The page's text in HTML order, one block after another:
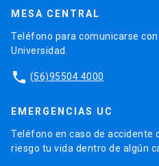
MESA CENTRAL
Teléfono para comunicarse
Universidad.
phone (56)95504 4000
EMERGENCIAS UC
Teléfono en caso de accidente
riesgo tu vida dentro de algún